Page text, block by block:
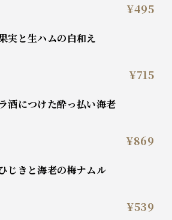
¥495
果実と生ハムの白和え
¥715
ラ酒につけた酔っ払い海老
¥869
ひじきと海老の梅ナムル
¥539